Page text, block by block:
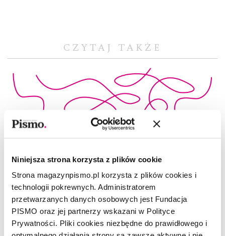
Niniejsza strona korzysta z plików cookie
Strona magazynpismo.pl korzysta z plików cookies i
technologii pokrewnych. Administratorem
przetwarzanych danych osobowych jest Fundacja
PISMO oraz jej partnerzy wskazani w Polityce
Prywatności. Pliki cookies niezbędne do prawidłowego i
CZYTAJ TAKŻE